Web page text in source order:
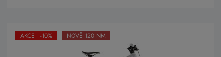
AKCE -10% NOVĚ 120 NM